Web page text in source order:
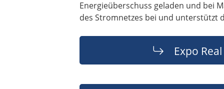
Energieüberschuss geladen und bei
des Stromnetzes bei und unterstützt
Expo